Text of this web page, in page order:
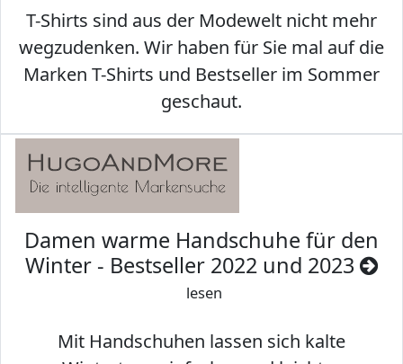
T-Shirts sind aus der Modewelt nicht mehr
wegzudenken. Wir haben für Sie mal auf die
Marken T-Shirts und Bestseller im Sommer
geschaut.
Damen warme Handschuhe für den
Winter - Bestseller 2022 und 2023
lesen
Mit Handschuhen lassen sich kalte